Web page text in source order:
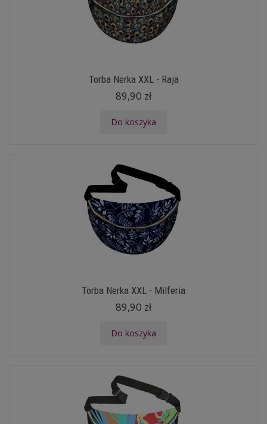
Torba Nerka XXL - Raja
89,90 zł
Do koszyka
Torba Nerka XXL - Milferia
89,90 zł
Do koszyka